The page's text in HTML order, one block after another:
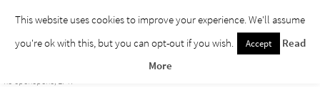
contentTraieste Liber
Un blog despre dezvoltare personala, puterea prezentului si eliberarea de ganduri,
ho'oponopono, EFT!
This website uses cookies to improve your experience. We'll assume
you're ok with this, but you can opt-out if you wish.
Accept
Read
More